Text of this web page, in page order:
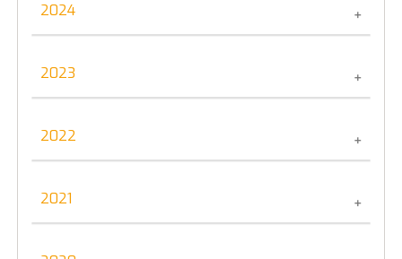
Dicembre
2024
Dicembre
Agosto
Luglio
2023
Dicembre
Maggio
Aprile
2022
Novembre
Ottobre
Settembre
2021